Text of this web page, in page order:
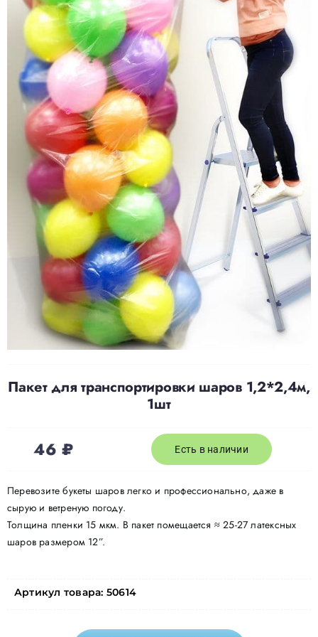
Доставка
О нас
Отзывы
Контакты
Политика конфиденциальности
Пакет для транспортировки шаров 1,2*2,4м,
1шт
46₽ Есть в наличии
Перевозите букеты шаров легко и профессионально, даже в
сырую и ветреную погоду.
Толщина пленки 15 мкм. В пакет помещается ≈ 25-27 латексных
шаров размером 12”.
Артикул товара: 50614